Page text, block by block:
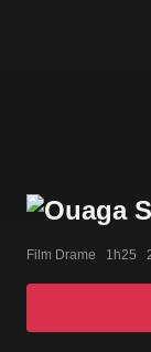
Film Drame   1h25